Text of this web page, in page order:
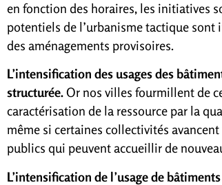
en fonction des horaires, les initiatives
potentiels de l’urbanisme tactique
des aménagements provisoires.
L’intensification des usages des
structurée.Or nos villes fourmillent de
caractérisation de la ressource par la
même si certaines collectivités
publics qui peuvent accueillir de
L’intensification de l’usage de